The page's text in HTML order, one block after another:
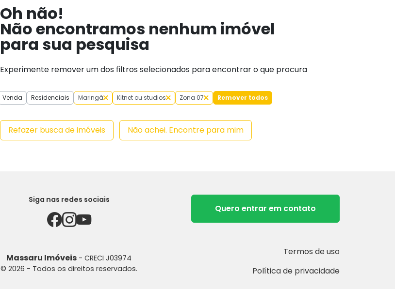
Venda Residenciais Maringá Kitnet ou studios Zona 07 Remover todos
Oh não!
Não encontramos nenhum imóvel
para sua pesquisa
Experimente remover um dos filtros selecionados para encontrar o que procura
Refazer busca de imóveis Não achei. Encontre para mim
Siga nas redes sociais
Massaru Imóveis - CRECI J03974
© 2026 - Todos os direitos reservados.
Quero entrar em contato
Termos de uso
Política de privacidade